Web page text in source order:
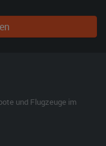
und Flugzeuge im